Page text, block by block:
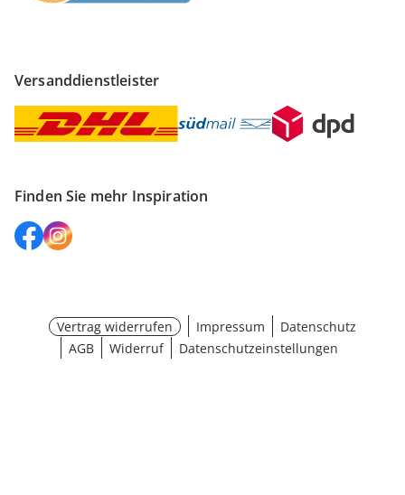
Versanddienstleister
Finden Sie mehr Inspiration
Vertrag widerrufen Impressum
Datenschutz
AGB
Widerruf Datenschutzeinstellungen